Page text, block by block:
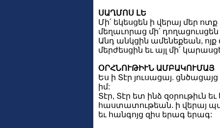
ՍԱՂՄՈՍ ԼԵ
Մի՛ եկեսցեն ի վերայ մեր
մեղաւորաց մի՛ դողացուսցեն
Անդ անկցին ամենեքեան, ոյք
մերժեսցին եւ այլ մի՛
ՕՐՀՆՈՒԹԻՒՆ ԱՄԲԱԿՈՒՄԱՅ
Ես ի Տէր յուսացայ.
իմ:
Տէր, Տէր ետ ինձ զօրութիւն
հաստատութեան. ի վերայ
եւ հանգոյց զիս երագ երագ: